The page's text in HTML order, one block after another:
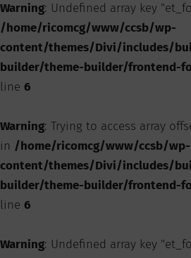
Warning: Undefined array key
/home/ricomcg/www/ccsb/wp-
content/themes/Divi/includes/
builder/theme-builder/frontend-
line 6
Warning: Trying to access array
in /home/ricomcg/www/ccsb/wp-
content/themes/Divi/includes/
builder/theme-builder/frontend-
line 6
Warning: Undefined array key